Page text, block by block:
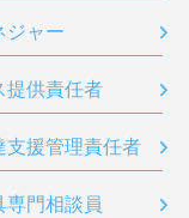
ジャー
提供責任者
支援管理責任者
専門相談員